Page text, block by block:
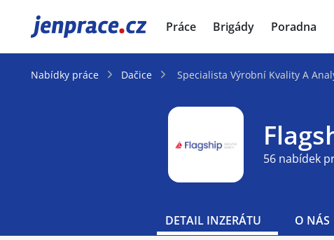
JenPráce.cz Práce Brigády Poradna
Nabídky práce Dačice Specialista Výrobní Kvality A
56 nabídek
DETAIL INZERÁTU O NÁS